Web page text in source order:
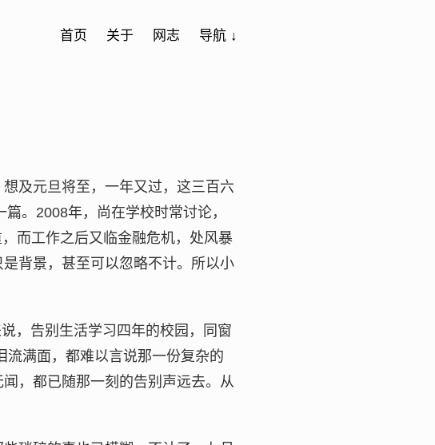
首页 关于 网志 导航 ↓
及元旦将至，一年又过，这三百六
。2008年，尚在学校时常讨论，
而工作之后又临金融危机，处风暴
背景，甚至可以忽略不计。所以小
，告别生活学习四年的校园，同窗
满面，都难以言说那一份复杂的
，都已随那一刻的告别声远去。从